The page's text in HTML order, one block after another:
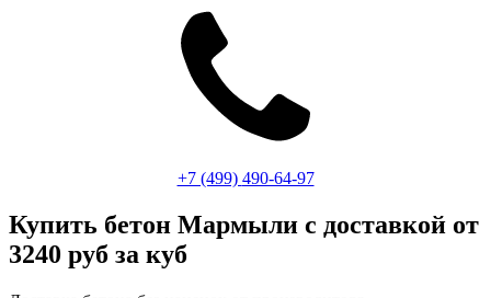
+7 (499) 490-64-97
Купить бетон Мармыли с доставкой от
3240 руб за куб